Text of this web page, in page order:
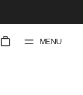
MENU